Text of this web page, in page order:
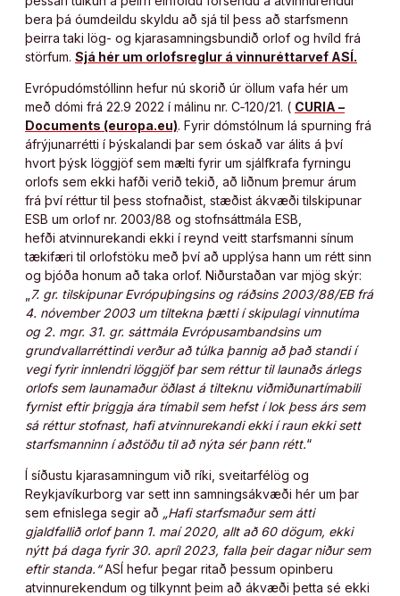
bera þá óumdeildu skyldu að sjá til þess að starfsmenn
þeirra taki lög- og kjarasamningsbundið orlof og hvíld frá
störfum. Sjá hér um orlofsreglur á vinnuréttarvef ASÍ.
Evrópudómstóllinn hefur nú skorið úr öllum vafa hér um
með dómi frá 22.9 2022 í málinu nr. C‑120/21. ( CURIA –
Documents (europa.eu). Fyrir dómstólnum lá spurning frá
áfrýjunarrétti í Þýskalandi þar sem óskað var álits á því
hvort þýsk löggjöf sem mælti fyrir um sjálfkrafa fyrningu
orlofs sem ekki hafði verið tekið, að liðnum þremur árum
frá því réttur til þess stofnaðist, stæðist ákvæði tilskipunar
ESB um orlof nr. 2003/88 og stofnsáttmála ESB,
hefði atvinnurekandi ekki í reynd veitt starfsmanni sínum
tækifæri til orlofstöku með því að upplýsa hann um rétt sinn
og bjóða honum að taka orlof. Niðurstaðan var mjög skýr:
7. gr. tilskipunar Evrópuþingsins og ráðsins 2003/88/EB frá
4. nóvember 2003 um tiltekna þætti í skipulagi vinnutíma
og 2. mgr. 31. gr. sáttmála Evrópusambandsins um
grundvallarréttindi verður að túlka þannig að það standi í
vegi fyrir innlendri löggjöf þar sem réttur til launaðs árlegs
orlofs sem launamaður öðlast á tilteknu viðmiðunartímabili
fyrnist eftir þriggja ára tímabil sem hefst í lok þess árs sem
sá réttur stofnast, hafi atvinnurekandi ekki í raun ekki sett
starfsmanninn í aðstöðu til að nýta sér þann rétt.“
Í síðustu kjarasamningum við ríki, sveitarfélög og
Reykjavíkurborg var sett inn samningsákvæði hér um þar
sem efnislega segir að „Hafi starfsmaður sem átti
gjaldfallið orlof þann 1. maí 2020, allt að 60 dögum, ekki
nýtt þá daga fyrir 30. apríl 2023, falla þeir dagar niður sem
eftir standa.“ASÍ hefur þegar ritað þessum opinberu
atvinnurekendum og tilkynnt þeim að ákvæði þetta sé ekki